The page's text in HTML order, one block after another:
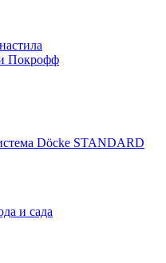
Покрофф
Döcke STANDARD
и сада